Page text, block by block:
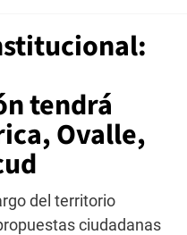
tendrá
Ovalle,
del territorio
ciudadanas